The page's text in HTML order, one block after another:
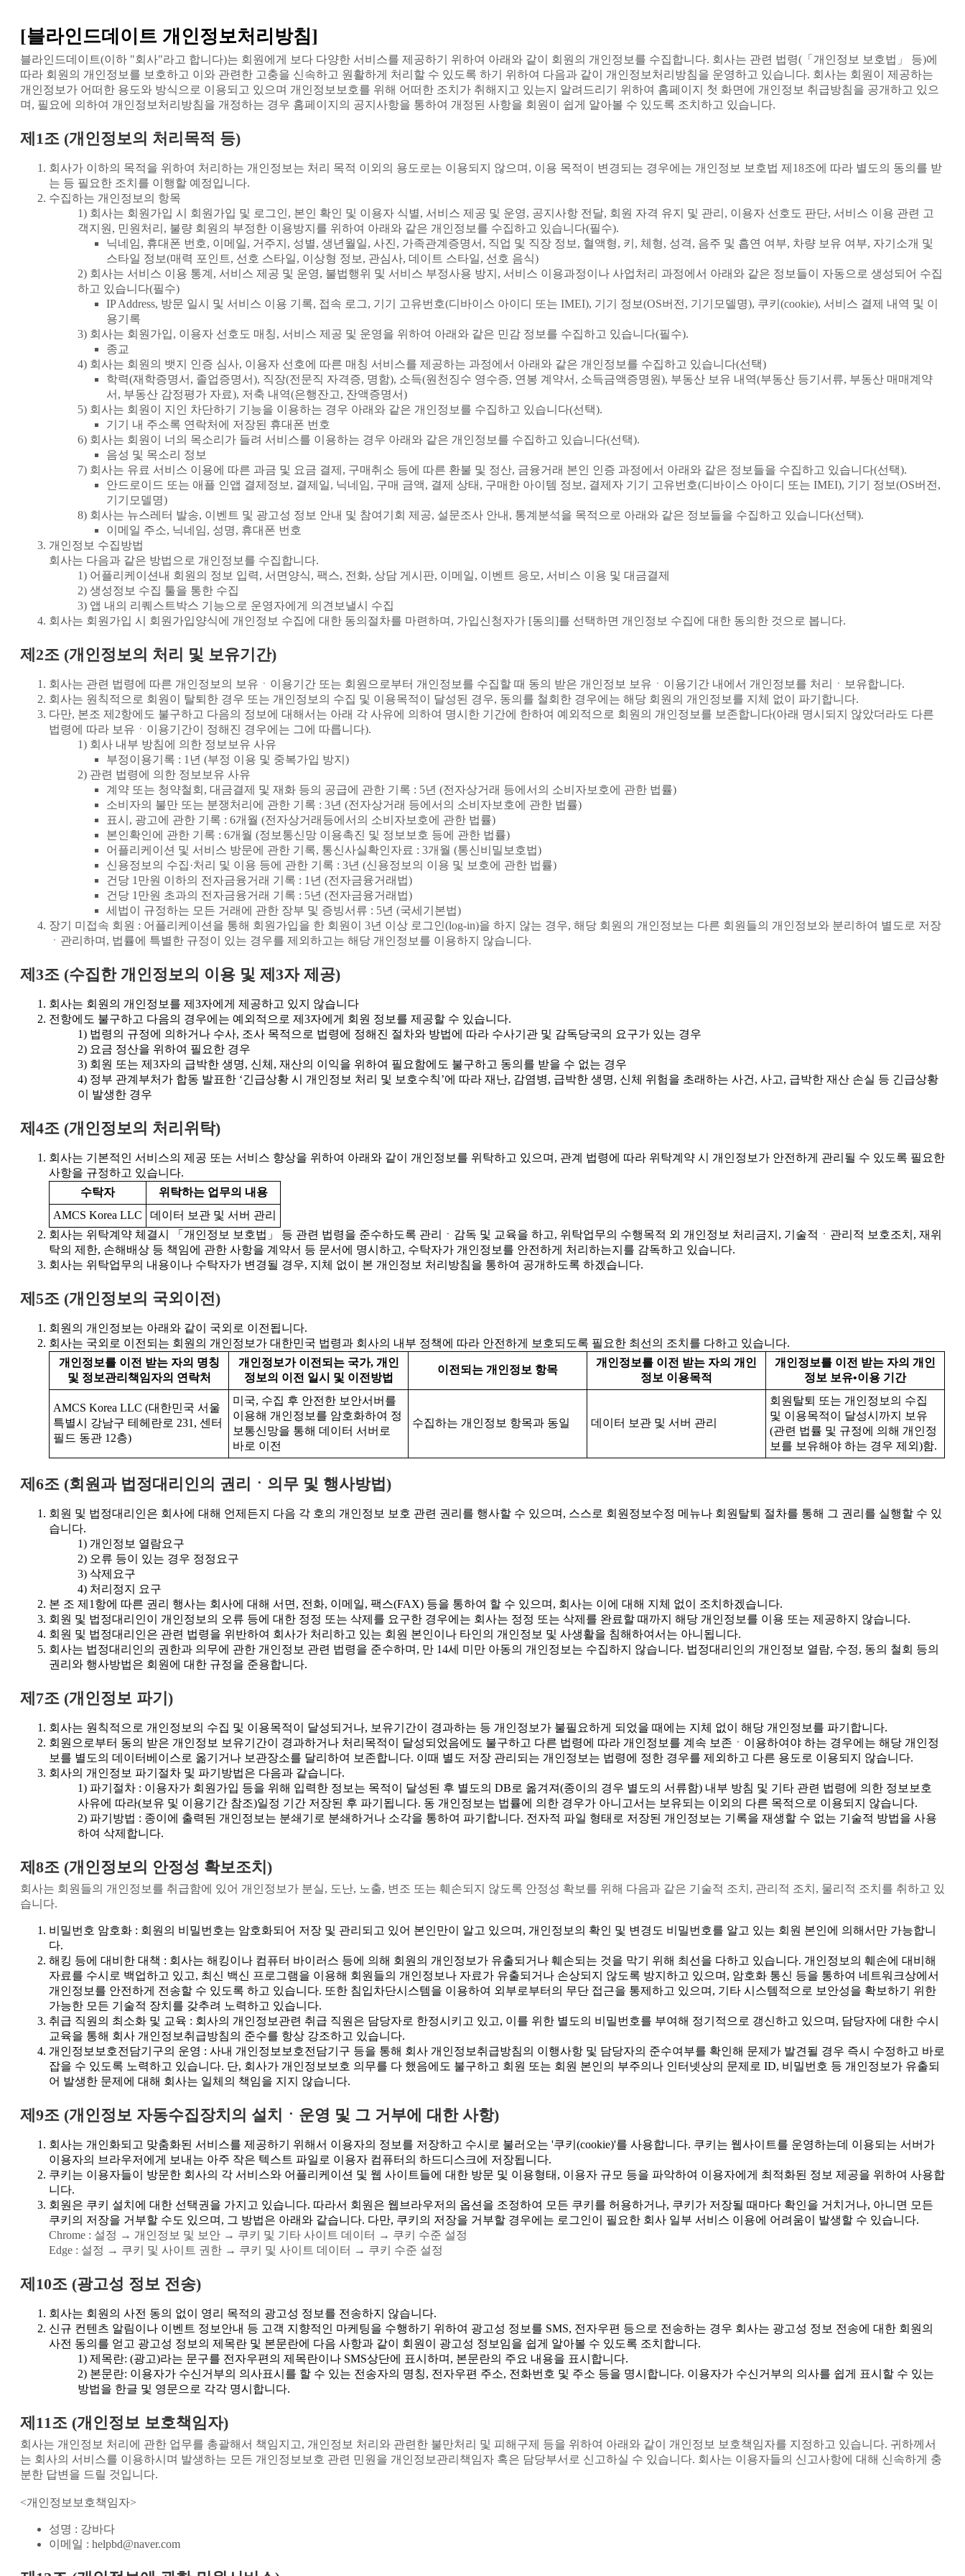
[블라인드데이트 개인정보처리방침]
블라인드데이트(이하 "회사"라고 합니다)는 회원에게 보다 다양한 서비스를 제공하기 위하여 아래와 같이 회원의 개인정보를 수집합니다. 회사는 관련 법령(「개인정보 보호법」 등)에
따라 회원의 개인정보를 보호하고 이와 관련한 고충을 신속하고 원활하게 처리할 수 있도록 하기 위하여 다음과 같이 개인정보처리방침을 운영하고 있습니다. 회사는 회원이 제공하는
개인정보가 어떠한 용도와 방식으로 이용되고 있으며 개인정보보호를 위해 어떠한 조치가 취해지고 있는지 알려드리기 위하여 홈페이지 첫 화면에 개인정보 취급방침을 공개하고 있으
며, 필요에 의하여 개인정보처리방침을 개정하는 경우 홈페이지의 공지사항을 통하여 개정된 사항을 회원이 쉽게 알아볼 수 있도록 조치하고 있습니다.
제1조 (개인정보의 처리목적 등)
회사가 이하의 목적을 위하여 처리하는 개인정보는 처리 목적 이외의 용도로는 이용되지 않으며, 이용 목적이 변경되는 경우에는 개인정보 보호법 제18조에 따라 별도의 동의를 받
는 등 필요한 조치를 이행할 예정입니다.
수집하는 개인정보의 항목
회사는 회원가입 시 회원가입 및 로그인, 본인 확인 및 이용자 식별, 서비스 제공 및 운영, 공지사항 전달, 회원 자격 유지 및 관리, 이용자 선호도 판단, 서비스 이용 관련 고
객지원, 민원처리, 불량 회원의 부정한 이용방지를 위하여 아래와 같은 개인정보를 수집하고 있습니다(필수).
닉네임, 휴대폰 번호, 이메일, 거주지, 성별, 생년월일, 사진, 가족관계증명서, 직업 및 직장 정보, 혈액형, 키, 체형, 성격, 음주 및 흡연 여부, 차량 보유 여부, 자기소개 및
스타일 정보(매력 포인트, 선호 스타일, 이상형 정보, 관심사, 데이트 스타일, 선호 음식)
회사는 서비스 이용 통계, 서비스 제공 및 운영, 불법행위 및 서비스 부정사용 방지, 서비스 이용과정이나 사업처리 과정에서 아래와 같은 정보들이 자동으로 생성되어 수집
하고 있습니다(필수)
IP Address, 방문 일시 및 서비스 이용 기록, 접속 로그, 기기 고유번호(디바이스 아이디 또는 IMEI), 기기 정보(OS버전, 기기모델명), 쿠키(cookie), 서비스 결제 내역 및 이
용기록
회사는 회원가입, 이용자 선호도 매칭, 서비스 제공 및 운영을 위하여 아래와 같은 민감 정보를 수집하고 있습니다(필수).
종교
회사는 회원의 뱃지 인증 심사, 이용자 선호에 따른 매칭 서비스를 제공하는 과정에서 아래와 같은 개인정보를 수집하고 있습니다(선택)
학력(재학증명서, 졸업증명서), 직장(전문직 자격증, 명함), 소득(원천징수 영수증, 연봉 계약서, 소득금액증명원), 부동산 보유 내역(부동산 등기서류, 부동산 매매계약
서, 부동산 감정평가 자료), 저축 내역(은행잔고, 잔액증명서)
회사는 회원이 지인 차단하기 기능을 이용하는 경우 아래와 같은 개인정보를 수집하고 있습니다(선택).
기기 내 주소록 연락처에 저장된 휴대폰 번호
회사는 회원이 너의 목소리가 들려 서비스를 이용하는 경우 아래와 같은 개인정보를 수집하고 있습니다(선택).
음성 및 목소리 정보
회사는 유료 서비스 이용에 따른 과금 및 요금 결제, 구매취소 등에 따른 환불 및 정산, 금융거래 본인 인증 과정에서 아래와 같은 정보들을 수집하고 있습니다(선택).
안드로이드 또는 애플 인앱 결제정보, 결제일, 닉네임, 구매 금액, 결제 상태, 구매한 아이템 정보, 결제자 기기 고유번호(디바이스 아이디 또는 IMEI), 기기 정보(OS버전,
기기모델명)
회사는 뉴스레터 발송, 이벤트 및 광고성 정보 안내 및 참여기회 제공, 설문조사 안내, 통계분석을 목적으로 아래와 같은 정보들을 수집하고 있습니다(선택).
이메일 주소, 닉네임, 성명, 휴대폰 번호
개인정보 수집방법
회사는 다음과 같은 방법으로 개인정보를 수집합니다.
어플리케이션내 회원의 정보 입력, 서면양식, 팩스, 전화, 상담 게시판, 이메일, 이벤트 응모, 서비스 이용 및 대금결제
생성정보 수집 툴을 통한 수집
앱 내의 리퀘스트박스 기능으로 운영자에게 의견보낼시 수집
회사는 회원가입 시 회원가입양식에 개인정보 수집에 대한 동의절차를 마련하며, 가입신청자가 [동의]를 선택하면 개인정보 수집에 대한 동의한 것으로 봅니다.
제2조 (개인정보의 처리 및 보유기간)
회사는 관련 법령에 따른 개인정보의 보유ㆍ이용기간 또는 회원으로부터 개인정보를 수집할 때 동의 받은 개인정보 보유ㆍ이용기간 내에서 개인정보를 처리ㆍ보유합니다.
회사는 원칙적으로 회원이 탈퇴한 경우 또는 개인정보의 수집 및 이용목적이 달성된 경우, 동의를 철회한 경우에는 해당 회원의 개인정보를 지체 없이 파기합니다.
다만, 본조 제2항에도 불구하고 다음의 정보에 대해서는 아래 각 사유에 의하여 명시한 기간에 한하여 예외적으로 회원의 개인정보를 보존합니다(아래 명시되지 않았더라도 다른
법령에 따라 보유ㆍ이용기간이 정해진 경우에는 그에 따릅니다).
회사 내부 방침에 의한 정보보유 사유
부정이용기록 : 1년 (부정 이용 및 중복가입 방지)
관련 법령에 의한 정보보유 사유
계약 또는 청약철회, 대금결제 및 재화 등의 공급에 관한 기록 : 5년 (전자상거래 등에서의 소비자보호에 관한 법률)
소비자의 불만 또는 분쟁처리에 관한 기록 : 3년 (전자상거래 등에서의 소비자보호에 관한 법률)
표시, 광고에 관한 기록 : 6개월 (전자상거래등에서의 소비자보호에 관한 법률)
본인확인에 관한 기록 : 6개월 (정보통신망 이용촉진 및 정보보호 등에 관한 법률)
어플리케이션 및 서비스 방문에 관한 기록, 통신사실확인자료 : 3개월 (통신비밀보호법)
신용정보의 수집·처리 및 이용 등에 관한 기록 : 3년 (신용정보의 이용 및 보호에 관한 법률)
건당 1만원 이하의 전자금융거래 기록 : 1년 (전자금융거래법)
건당 1만원 초과의 전자금융거래 기록 : 5년 (전자금융거래법)
세법이 규정하는 모든 거래에 관한 장부 및 증빙서류 : 5년 (국세기본법)
장기 미접속 회원 : 어플리케이션을 통해 회원가입을 한 회원이 3년 이상 로그인(log-in)을 하지 않는 경우, 해당 회원의 개인정보는 다른 회원들의 개인정보와 분리하여 별도로 저장
ㆍ관리하며, 법률에 특별한 규정이 있는 경우를 제외하고는 해당 개인정보를 이용하지 않습니다.
제3조 (수집한 개인정보의 이용 및 제3자 제공)
회사는 회원의 개인정보를 제3자에게 제공하고 있지 않습니다
전항에도 불구하고 다음의 경우에는 예외적으로 제3자에게 회원 정보를 제공할 수 있습니다.
법령의 규정에 의하거나 수사, 조사 목적으로 법령에 정해진 절차와 방법에 따라 수사기관 및 감독당국의 요구가 있는 경우
요금 정산을 위하여 필요한 경우
회원 또는 제3자의 급박한 생명, 신체, 재산의 이익을 위하여 필요함에도 불구하고 동의를 받을 수 없는 경우
정부 관계부처가 합동 발표한 ‘긴급상황 시 개인정보 처리 및 보호수칙’에 따라 재난, 감염병, 급박한 생명, 신체 위험을 초래하는 사건, 사고, 급박한 재산 손실 등 긴급상황
이 발생한 경우
제4조 (개인정보의 처리위탁)
회사는 기본적인 서비스의 제공 또는 서비스 향상을 위하여 아래와 같이 개인정보를 위탁하고 있으며, 관계 법령에 따라 위탁계약 시 개인정보가 안전하게 관리될 수 있도록 필요한
사항을 규정하고 있습니다.
수탁자
위탁하는 업무의 내용
AMCS Korea LLC
데이터 보관 및 서버 관리
회사는 위탁계약 체결시 「개인정보 보호법」 등 관련 법령을 준수하도록 관리ㆍ감독 및 교육을 하고, 위탁업무의 수행목적 외 개인정보 처리금지, 기술적ㆍ관리적 보호조치, 재위
탁의 제한, 손해배상 등 책임에 관한 사항을 계약서 등 문서에 명시하고, 수탁자가 개인정보를 안전하게 처리하는지를 감독하고 있습니다.
회사는 위탁업무의 내용이나 수탁자가 변경될 경우, 지체 없이 본 개인정보 처리방침을 통하여 공개하도록 하겠습니다.
제5조 (개인정보의 국외이전)
회원의 개인정보는 아래와 같이 국외로 이전됩니다.
회사는 국외로 이전되는 회원의 개인정보가 대한민국 법령과 회사의 내부 정책에 따라 안전하게 보호되도록 필요한 최선의 조치를 다하고 있습니다.
개인정보를 이전 받는 자의 명칭
및 정보관리책임자의 연락처
개인정보가 이전되는 국가, 개인
정보의 이전 일시 및 이전방법
이전되는 개인정보 항목
개인정보를 이전 받는 자의 개인
정보 이용목적
개인정보를 이전 받는 자의 개인
정보 보유•이용 기간
AMCS Korea LLC (대한민국 서울
특별시 강남구 테헤란로 231, 센터
필드 동관 12층)
미국, 수집 후 안전한 보안서버를
이용해 개인정보를 암호화하여 정
보통신망을 통해 데이터 서버로
바로 이전
수집하는 개인정보 항목과 동일 데이터 보관 및 서버 관리
회원탈퇴 또는 개인정보의 수집
및 이용목적이 달성시까지 보유
(관련 법률 및 규정에 의해 개인정
보를 보유해야 하는 경우 제외)함.
제6조 (회원과 법정대리인의 권리ㆍ의무 및 행사방법)
회원 및 법정대리인은 회사에 대해 언제든지 다음 각 호의 개인정보 보호 관련 권리를 행사할 수 있으며, 스스로 회원정보수정 메뉴나 회원탈퇴 절차를 통해 그 권리를 실행할 수 있
습니다.
개인정보 열람요구
오류 등이 있는 경우 정정요구
삭제요구
처리정지 요구
본 조 제1항에 따른 권리 행사는 회사에 대해 서면, 전화, 이메일, 팩스(FAX) 등을 통하여 할 수 있으며, 회사는 이에 대해 지체 없이 조치하겠습니다.
회원 및 법정대리인이 개인정보의 오류 등에 대한 정정 또는 삭제를 요구한 경우에는 회사는 정정 또는 삭제를 완료할 때까지 해당 개인정보를 이용 또는 제공하지 않습니다.
회원 및 법정대리인은 관련 법령을 위반하여 회사가 처리하고 있는 회원 본인이나 타인의 개인정보 및 사생활을 침해하여서는 아니됩니다.
회사는 법정대리인의 권한과 의무에 관한 개인정보 관련 법령을 준수하며, 만 14세 미만 아동의 개인정보는 수집하지 않습니다. 법정대리인의 개인정보 열람, 수정, 동의 철회 등의
권리와 행사방법은 회원에 대한 규정을 준용합니다.
제7조 (개인정보 파기)
회사는 원칙적으로 개인정보의 수집 및 이용목적이 달성되거나, 보유기간이 경과하는 등 개인정보가 불필요하게 되었을 때에는 지체 없이 해당 개인정보를 파기합니다.
회원으로부터 동의 받은 개인정보 보유기간이 경과하거나 처리목적이 달성되었음에도 불구하고 다른 법령에 따라 개인정보를 계속 보존ㆍ이용하여야 하는 경우에는 해당 개인정
보를 별도의 데이터베이스로 옮기거나 보관장소를 달리하여 보존합니다. 이때 별도 저장 관리되는 개인정보는 법령에 정한 경우를 제외하고 다른 용도로 이용되지 않습니다.
회사의 개인정보 파기절차 및 파기방법은 다음과 같습니다.
파기절차 : 이용자가 회원가입 등을 위해 입력한 정보는 목적이 달성된 후 별도의 DB로 옮겨져(종이의 경우 별도의 서류함) 내부 방침 및 기타 관련 법령에 의한 정보보호
사유에 따라(보유 및 이용기간 참조)일정 기간 저장된 후 파기됩니다. 동 개인정보는 법률에 의한 경우가 아니고서는 보유되는 이외의 다른 목적으로 이용되지 않습니다.
파기방법 : 종이에 출력된 개인정보는 분쇄기로 분쇄하거나 소각을 통하여 파기합니다. 전자적 파일 형태로 저장된 개인정보는 기록을 재생할 수 없는 기술적 방법을 사용
하여 삭제합니다.
제8조 (개인정보의 안정성 확보조치)
회사는 회원들의 개인정보를 취급함에 있어 개인정보가 분실, 도난, 노출, 변조 또는 훼손되지 않도록 안정성 확보를 위해 다음과 같은 기술적 조치, 관리적 조치, 물리적 조치를 취하고 있
습니다.
비밀번호 암호화 : 회원의 비밀번호는 암호화되어 저장 및 관리되고 있어 본인만이 알고 있으며, 개인정보의 확인 및 변경도 비밀번호를 알고 있는 회원 본인에 의해서만 가능합니
다.
해킹 등에 대비한 대책 : 회사는 해킹이나 컴퓨터 바이러스 등에 의해 회원의 개인정보가 유출되거나 훼손되는 것을 막기 위해 최선을 다하고 있습니다. 개인정보의 훼손에 대비해
자료를 수시로 백업하고 있고, 최신 백신 프로그램을 이용해 회원들의 개인정보나 자료가 유출되거나 손상되지 않도록 방지하고 있으며, 암호화 통신 등을 통하여 네트워크상에서
개인정보를 안전하게 전송할 수 있도록 하고 있습니다. 또한 침입차단시스템을 이용하여 외부로부터의 무단 접근을 통제하고 있으며, 기타 시스템적으로 보안성을 확보하기 위한
가능한 모든 기술적 장치를 갖추려 노력하고 있습니다.
취급 직원의 최소화 및 교육 : 회사의 개인정보관련 취급 직원은 담당자로 한정시키고 있고, 이를 위한 별도의 비밀번호를 부여해 정기적으로 갱신하고 있으며, 담당자에 대한 수시
교육을 통해 회사 개인정보취급방침의 준수를 항상 강조하고 있습니다.
개인정보보호전담기구의 운영 : 사내 개인정보보호전담기구 등을 통해 회사 개인정보취급방침의 이행사항 및 담당자의 준수여부를 확인해 문제가 발견될 경우 즉시 수정하고 바로
잡을 수 있도록 노력하고 있습니다. 단, 회사가 개인정보보호 의무를 다 했음에도 불구하고 회원 또는 회원 본인의 부주의나 인터넷상의 문제로 ID, 비밀번호 등 개인정보가 유출되
어 발생한 문제에 대해 회사는 일체의 책임을 지지 않습니다.
제9조 (개인정보 자동수집장치의 설치ㆍ운영 및 그 거부에 대한 사항)
회사는 개인화되고 맞춤화된 서비스를 제공하기 위해서 이용자의 정보를 저장하고 수시로 불러오는 '쿠키(cookie)'를 사용합니다. 쿠키는 웹사이트를 운영하는데 이용되는 서버가
이용자의 브라우저에게 보내는 아주 작은 텍스트 파일로 이용자 컴퓨터의 하드디스크에 저장됩니다.
쿠키는 이용자들이 방문한 회사의 각 서비스와 어플리케이션 및 웹 사이트들에 대한 방문 및 이용형태, 이용자 규모 등을 파악하여 이용자에게 최적화된 정보 제공을 위하여 사용합
니다.
회원은 쿠키 설치에 대한 선택권을 가지고 있습니다. 따라서 회원은 웹브라우저의 옵션을 조정하여 모든 쿠키를 허용하거나, 쿠키가 저장될 때마다 확인을 거치거나, 아니면 모든
쿠키의 저장을 거부할 수도 있으며, 그 방법은 아래와 같습니다. 다만, 쿠키의 저장을 거부할 경우에는 로그인이 필요한 회사 일부 서비스 이용에 어려움이 발생할 수 있습니다.
Chrome : 설정 → 개인정보 및 보안 → 쿠키 및 기타 사이트 데이터 → 쿠키 수준 설정
Edge : 설정 → 쿠키 및 사이트 권한 → 쿠키 및 사이트 데이터 → 쿠키 수준 설정
제10조 (광고성 정보 전송)
회사는 회원의 사전 동의 없이 영리 목적의 광고성 정보를 전송하지 않습니다.
신규 컨텐츠 알림이나 이벤트 정보안내 등 고객 지향적인 마케팅을 수행하기 위하여 광고성 정보를 SMS, 전자우편 등으로 전송하는 경우 회사는 광고성 정보 전송에 대한 회원의
사전 동의를 얻고 광고성 정보의 제목란 및 본문란에 다음 사항과 같이 회원이 광고성 정보임을 쉽게 알아볼 수 있도록 조치합니다.
제목란: (광고)라는 문구를 전자우편의 제목란이나 SMS상단에 표시하며, 본문란의 주요 내용을 표시합니다.
본문란: 이용자가 수신거부의 의사표시를 할 수 있는 전송자의 명칭, 전자우편 주소, 전화번호 및 주소 등을 명시합니다. 이용자가 수신거부의 의사를 쉽게 표시할 수 있는
방법을 한글 및 영문으로 각각 명시합니다.
제11조 (개인정보 보호책임자)
회사는 개인정보 처리에 관한 업무를 총괄해서 책임지고, 개인정보 처리와 관련한 불만처리 및 피해구제 등을 위하여 아래와 같이 개인정보 보호책임자를 지정하고 있습니다. 귀하께서
는 회사의 서비스를 이용하시며 발생하는 모든 개인정보보호 관련 민원을 개인정보관리책임자 혹은 담당부서로 신고하실 수 있습니다. 회사는 이용자들의 신고사항에 대해 신속하게 충
분한 답변을 드릴 것입니다.
<개인정보보호책임자>
성명 : 강바다
이메일 : helpbd@naver.com